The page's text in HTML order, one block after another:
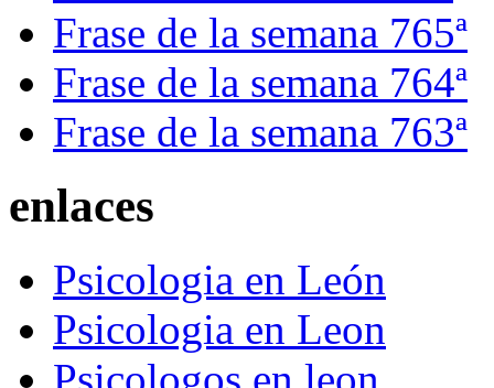
Frase de la semana 765ª
Frase de la semana 764ª
Frase de la semana 763ª
enlaces
Psicologia en León
Psicologia en Leon
Psicologos en leon